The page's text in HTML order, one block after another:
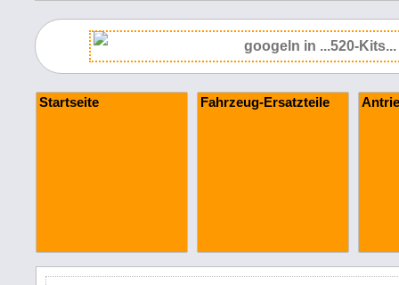
Startseite Fahrzeug-Ersatzteile